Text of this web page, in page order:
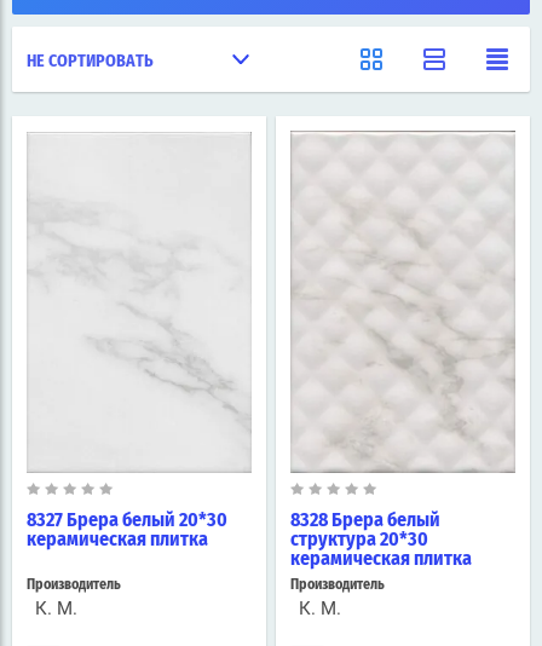
НЕ СОРТИРОВАТЬ
8327 Брера белый 20*30
керамическая плитка
Производитель
К. М.
8328 Брера белый
структура 20*30
керамическая плитка
Производитель
К. М.